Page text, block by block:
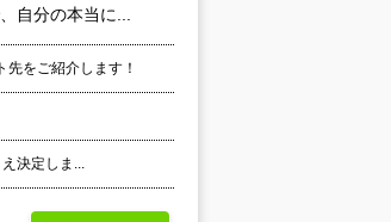
自分の本当に...
をご紹介します！
決定しま...